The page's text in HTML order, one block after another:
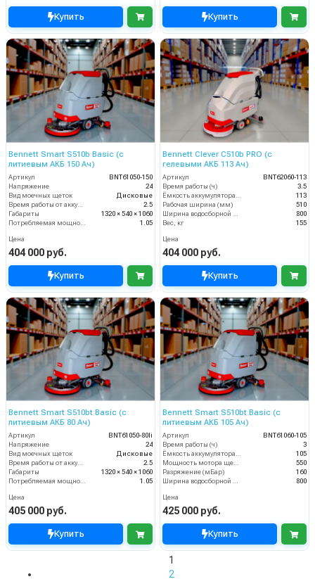
Купить Купить
Bennett Smart S510b Basic (с
литиевым АКБ 150 Ач)
Артикул
BNT61050-150
Напряжение
24
Вид моечных щеток
Дисковые
Время работы от аккумуляторов (ч)
2.5
Габариты
1320 × 540 × 1060
1.05
Цена
404 000 руб.
Купить
Bennett Clever C510b PRO (с
гелевыми АКБ 113 Ач)
Артикул
BNT62060-113
Время работы (ч)
3.5
113
Рабочая ширина (мм)
510
800
Вес, кг
155
Цена
404 000 руб.
Купить
Bennett Smart S510bt Basic (с
литиевым АКБ 80 Ач)
Артикул
BNT61050-80li
Напряжение
24
Вид моечных щеток
Дисковые
Время работы от аккумуляторов (ч)
2.5
Габариты
1320 × 540 × 1060
Потребляемая мощность (кВт)
1.05
Цена
405 000 руб.
Купить
Bennett Smart S510bt Basic (с
литиевым АКБ 105 Ач)
Артикул
BNT61060-105
Время работы (ч)
3
Ёмкость аккумулятора (Ач)
105
Мощность мотора щеток
550
Разряжение (мБар)
160
Ширина водосборной рейки
800
Цена
425 000 руб.
Купить
1
2